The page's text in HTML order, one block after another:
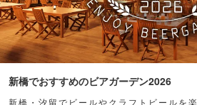
新橋でおすすめのビアガーデン2026
新橋・汐留でビールやクラフトビールを